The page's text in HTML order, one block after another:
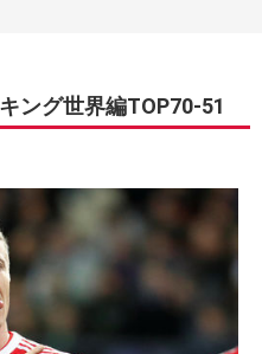
ング世界編TOP70-51